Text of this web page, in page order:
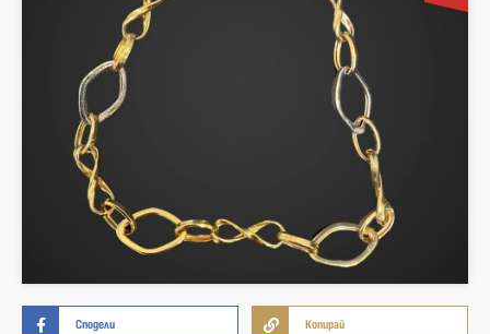
Сподели Копирай